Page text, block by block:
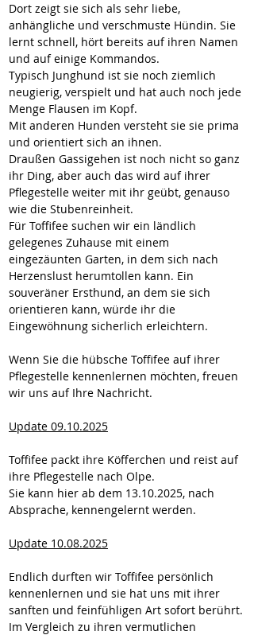
Dort zeigt sie sich als sehr liebe,
anhängliche und verschmuste Hündin. Sie
lernt schnell, hört bereits auf ihren Namen
und auf einige Kommandos.
Typisch Junghund ist sie noch ziemlich
neugierig, verspielt und hat auch noch jede
Menge Flausen im Kopf.
Mit anderen Hunden versteht sie sie prima
und orientiert sich an ihnen.
Draußen Gassigehen ist noch nicht so ganz
ihr Ding, aber auch das wird auf ihrer
Pflegestelle weiter mit ihr geübt, genauso
wie die Stubenreinheit.
Für Toffifee suchen wir ein ländlich
gelegenes Zuhause mit einem
eingezäunten Garten, in dem sich nach
Herzenslust herumtollen kann. Ein
souveräner Ersthund, an dem sie sich
orientieren kann, würde ihr die
Eingewöhnung sicherlich erleichtern.
Wenn Sie die hübsche Toffifee auf ihrer
Pflegestelle kennenlernen möchten, freuen
wir uns auf Ihre Nachricht.
Update 09.10.2025
Toffifee packt ihre Köfferchen und reist auf
ihre Pflegestelle nach Olpe.
Sie kann hier ab dem 13.10.2025, nach
Absprache, kennengelernt werden.
Update 10.08.2025
Endlich durften wir Toffifee persönlich
kennenlernen und sie hat uns mit ihrer
sanften und feinfühligen Art sofort berührt.
Im Vergleich zu ihren vermutlichen